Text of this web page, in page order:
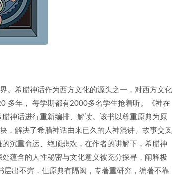
。希腊神话作为西方文化的源头之一，对西方文化
多年， 每学期都有2000多名学生抢着听。《神在
神话进行重新编排、解读。该书以尊重原典为原
，解决了希腊神话由来已久的人神混讲、故事交叉
沉重命运、绝顶悲欢，在作者的讲解下，希腊神
蕴含的人性秘密与文化意义被充分探寻，阐释极
出不穷，但原典有隔阂，专著重研究，编著不靠